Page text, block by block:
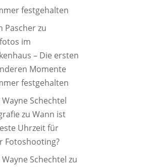
festgehalten
Pascherzu
im
– Die ersten
Momente
festgehalten
Schechtel
zuWann ist
Uhrzeit für
Fotoshooting?
Schechtel zu